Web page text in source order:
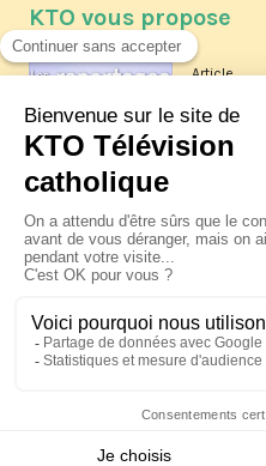
KTO vous propose
Article
Les
La
XIV à
jeudi 6
Le pape
Pérou du